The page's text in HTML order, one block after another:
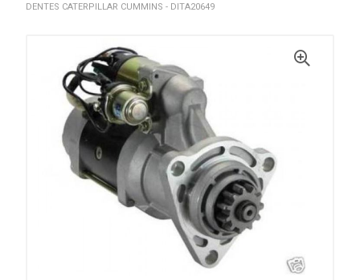
DENTES CATERPILLAR CUMMINS - DITA20649